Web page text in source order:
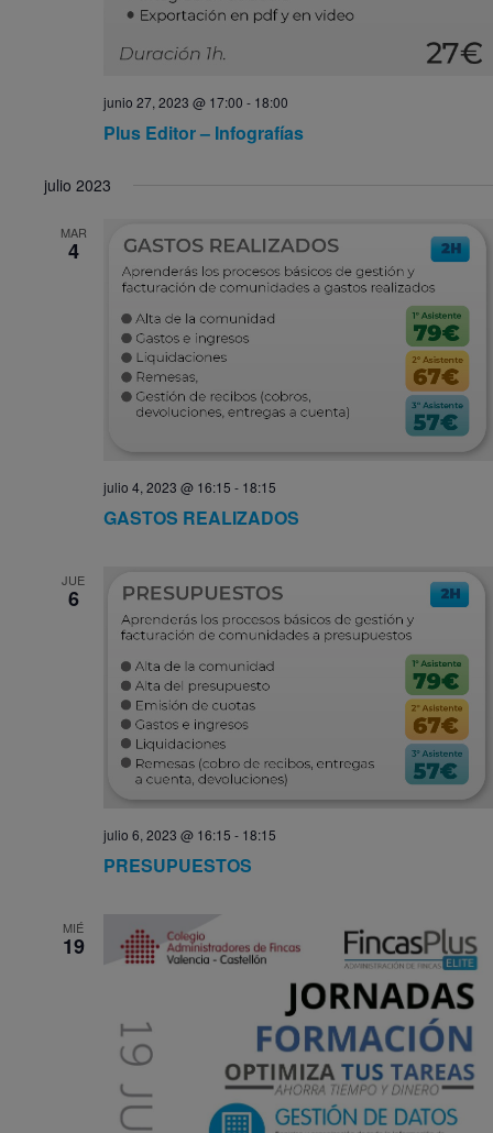
junio 27, 2023 @ 17:00 - 18:00
Plus Editor – Infografías
julio 2023
MAR
4
julio 4, 2023 @ 16:15 - 18:15
GASTOS REALIZADOS
JUE
6
julio 6, 2023 @ 16:15 - 18:15
PRESUPUESTOS
MIÉ
19